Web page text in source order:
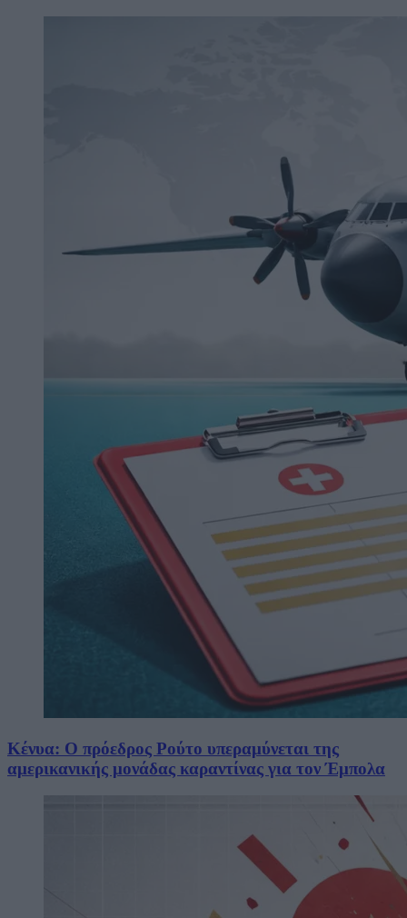
Κένυα: Ο πρόεδρος Ρούτο υπεραμύνεται της
αμερικανικής μονάδας καραντίνας για τον Έμπολα